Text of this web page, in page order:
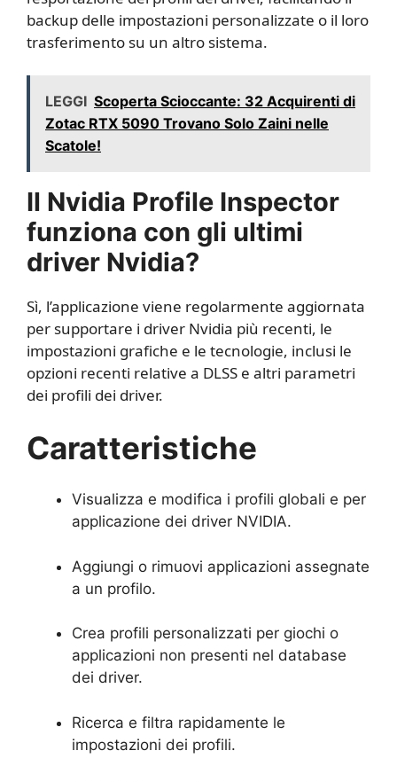
backup delle impostazioni personalizzate o il loro
trasferimento su un altro sistema.
LEGGI Scoperta Scioccante: 32 Acquirenti di
Zotac RTX 5090 Trovano Solo Zaini nelle
Scatole!
Il Nvidia Profile Inspector
funziona con gli ultimi
driver Nvidia?
Sì, l’applicazione viene regolarmente aggiornata
per supportare i driver Nvidia più recenti, le
impostazioni grafiche e le tecnologie, inclusi le
opzioni recenti relative a DLSS e altri parametri
dei profili dei driver.
Caratteristiche
Visualizza e modifica i profili globali e per
applicazione dei driver NVIDIA.
Aggiungi o rimuovi applicazioni assegnate
a un profilo.
Crea profili personalizzati per giochi o
applicazioni non presenti nel database
dei driver.
Ricerca e filtra rapidamente le
impostazioni dei profili.